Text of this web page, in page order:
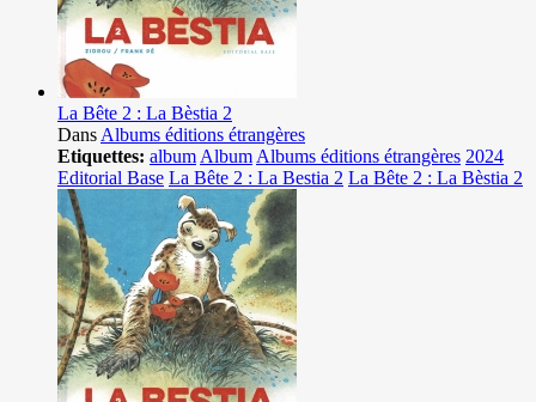
La Bête 2 : La Bèstia 2
Dans Albums éditions étrangères
Etiquettes: album Album Albums éditions étrangères 2024
Editorial Base La Bête 2 : La Bestia 2 La Bête 2 : La Bèstia 2